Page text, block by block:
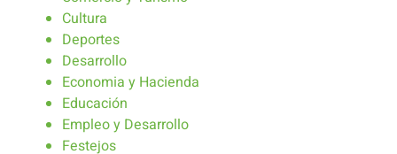
Cultura
Deportes
Desarrollo
Economia y Hacienda
Educación
Empleo y Desarrollo
Festejos